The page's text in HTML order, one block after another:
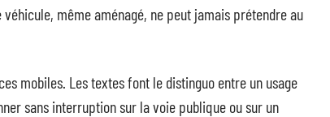
même aménagé, ne peut jamais prétendre au
mobiles. Les textes font le distinguo entre un usage
sans interruption sur la voie publique ou sur un